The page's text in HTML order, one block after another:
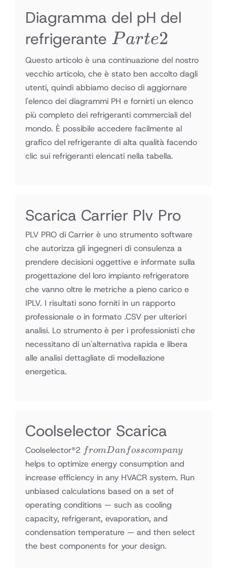
Diagramma del pH del
refrigerante Parte
2
Parte2
Questo articolo è una continuazione del nostro
vecchio articolo, che è stato ben accolto dagli
utenti, quindi abbiamo deciso di aggiornare
l'elenco dei diagrammi PH e fornirti un elenco
più completo dei refrigeranti commerciali del
mondo. È possibile accedere facilmente al
grafico del refrigerante di alta qualità facendo
clic sui refrigeranti elencati nella tabella.
Scarica Carrier Plv Pro
PLV PRO di Carrier è uno strumento software
che autorizza gli ingegneri di consulenza a
prendere decisioni oggettive e informate sulla
progettazione del loro impianto refrigeratore
che vanno oltre le metriche a pieno carico e
IPLV. I risultati sono forniti in un rapporto
professionale o in formato .CSV per ulteriori
analisi. Lo strumento è per i professionisti che
necessitano di un'alternativa rapida e libera
alle analisi dettagliate di modellazione
energetica.
Coolselector Scarica
Coolselector®2 from
Danfoss
company
fromDanfosscompany
helps to optimize energy consumption and
increase efficiency in any HVACR system. Run
unbiased calculations based on a set of
operating conditions — such as cooling
capacity, refrigerant, evaporation, and
condensation temperature — and then select
the best components for your design.